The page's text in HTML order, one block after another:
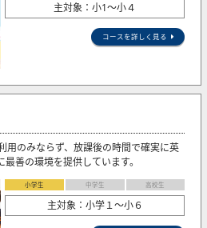
主対象：小1〜小４
コースを詳しく見る
用のみならず、放課後の時間で確実に英
善の環境を提供しています。
小学生 中学生 高校生
主対象：小学１～小６